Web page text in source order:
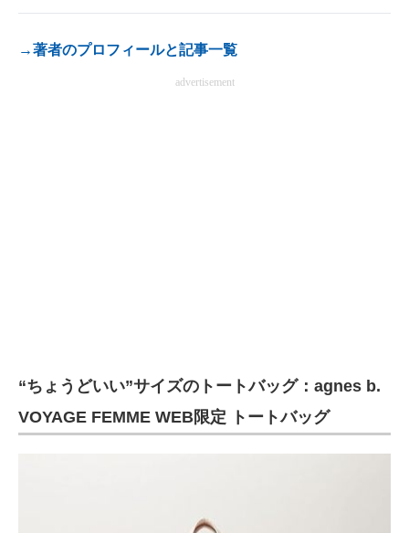
→著者のプロフィールと記事一覧
advertisement
“ちょうどいい”サイズのトートバッグ：agnes b.
VOYAGE FEMME WEB限定 トートバッグ